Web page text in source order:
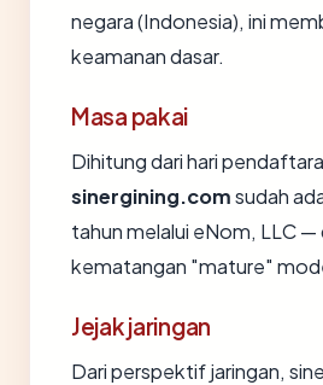
negara (Indonesia), ini
keamanan dasar.
Masa pakai
Dihitung dari hari
sinergining.comsudah
tahun melalui eNom, LLC
kematangan "mature"
Jejak jaringan
Dari perspektif jaringan,